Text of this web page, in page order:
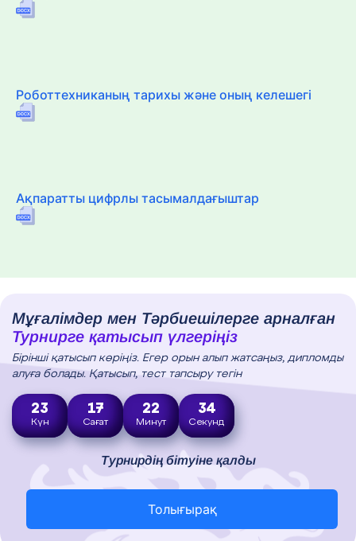
Роботтехниканың тарихы және оның келешегі
Ақпаратты цифрлы тасымалдағыштар
Мұғалімдер мен Тәрбиешілерге арналған
Турнирге қатысып үлгеріңіз
Бірінші қатысып көріңіз. Егер орын алып жатсаңыз, дипломды
алуға болады. Қатысып, тест тапсыру тегін
23
Күн
17
Сағат
22
Минут
33
Секунд
Турнирдің бітуіне қалды
Толығырақ